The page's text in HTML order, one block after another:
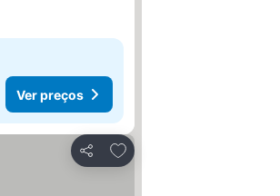
Ver preços
Partilhar
Adicionar aos favoritos